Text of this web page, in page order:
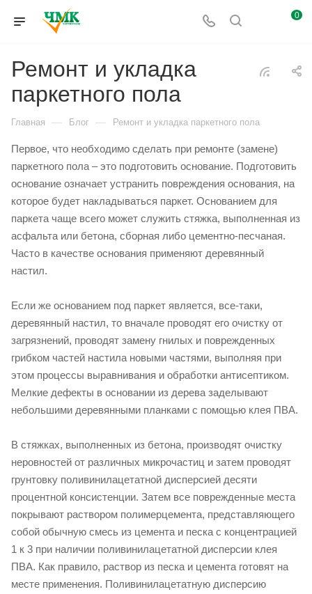
0
Ремонт и укладка
паркетного пола
Главная — Блог — Ремонт и укладка паркетного пола
Первое, что необходимо сделать при ремонте (замене)
паркетного пола – это подготовить основание. Подготовить
основание означает устранить повреждения основания, на
которое будет накладываться паркет. Основанием для
паркета чаще всего может служить стяжка, выполненная из
асфальта или бетона, сборная либо цементно-песчаная.
Часто в качестве основания применяют деревянный
настил.
Если же основанием под паркет является, все-таки,
деревянный настил, то вначале проводят его очистку от
загрязнений, проводят замену гнилых и поврежденных
грибком частей настила новыми частями, выполняя при
этом процессы выравнивания и обработки антисептиком.
Мелкие дефекты в основании из дерева заделывают
небольшими деревянными планками с помощью клея ПВА.
В стяжках, выполненных из бетона, производят очистку
неровностей от различных микрочастиц и затем проводят
грунтовку поливинилацетатной дисперсией десяти
процентной консистенции. Затем все поврежденные места
покрывают раствором полимерцемента, представляющего
собой обычную смесь из цемента и песка с концентрацией
1 к 3 при наличии поливинилацетатной дисперсии клея
ПВА. Как правило, раствор из песка и цемента готовят на
месте применения. Поливинилацетатную дисперсию